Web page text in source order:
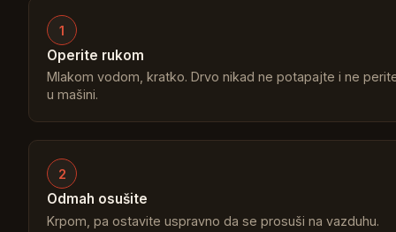
1
Operite rukom
Mlakom vodom, kratko. Drvo nikad ne potapajte i ne
u mašini.
2
Odmah osušite
Krpom, pa ostavite uspravno da se prosuši na vazduhu.